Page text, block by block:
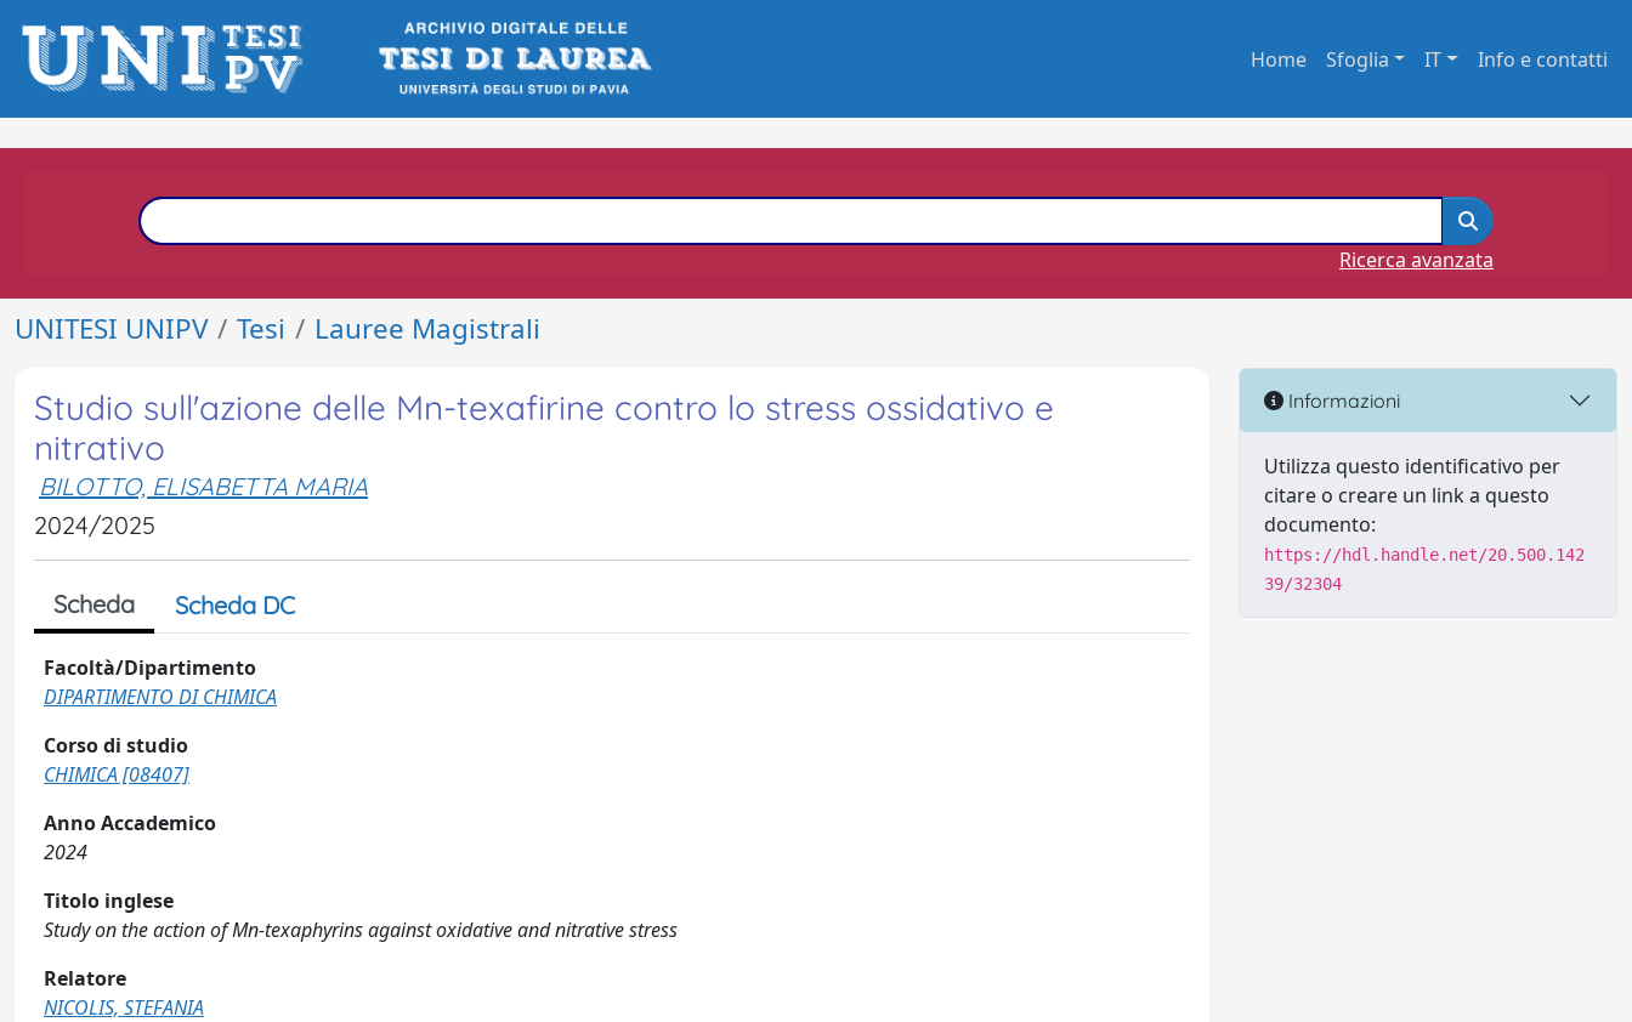
Home Sfoglia IT Info e contatti
Ricerca avanzata
UNITESI UNIPV Tesi Lauree Magistrali
Studio sull'azione delle Mn-texafirine contro lo stress ossidativo e
nitrativo
BILOTTO, ELISABETTA MARIA
2024/2025
Scheda Scheda DC
Facoltà/Dipartimento
DIPARTIMENTO DI CHIMICA
Corso di studio
CHIMICA [08407]
Anno Accademico
2024
Titolo inglese
Study on the action of Mn-texaphyrins against oxidative and nitrative stress
Relatore
NICOLIS, STEFANIA
Informazioni
Utilizza questo identificativo per
citare o creare un link a questo
documento:
https://hdl.handle.net/20.500.142
39/32304